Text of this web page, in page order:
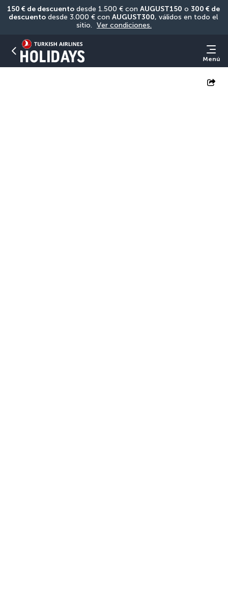
150 € de descuento desde 1.500 € con AUGUST150 o 300 € de
descuento desde 3.000 € con AUGUST300, válidos en todo el
sitio. Ver condiciones.
Menú